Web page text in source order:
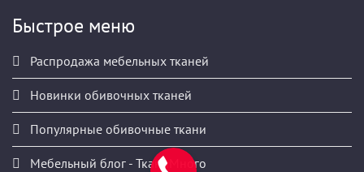
Быстрое меню
Распродажа мебельных тканей
Новинки обивочных тканей
Популярные обивочные ткани
Мебельный блог - ТканиМного